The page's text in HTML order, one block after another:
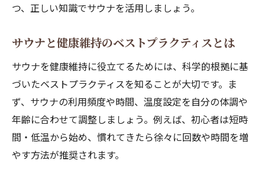
つ、正しい知識でサウナを活用しましょう。
サウナと健康維持のベストプラクティスとは
サウナを健康維持に役立てるためには、科学的根拠に基
づいたベストプラクティスを知ることが大切です。ま
ず、サウナの利用頻度や時間、温度設定を自分の体調や
年齢に合わせて調整しましょう。例えば、初心者は短時
間・低温から始め、慣れてきたら徐々に回数や時間を増
やす方法が推奨されます。